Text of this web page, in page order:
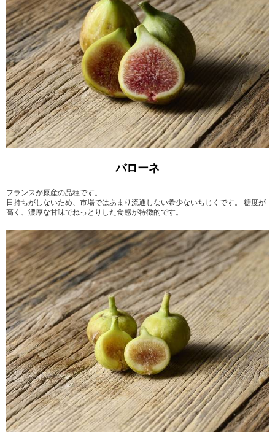
バローネ
フランスが原産の品種です。
日持ちがしないため、市場ではあまり流通しない希少ないちじくです。 糖度が
高く、濃厚な甘味でねっとりした食感が特徴的です。